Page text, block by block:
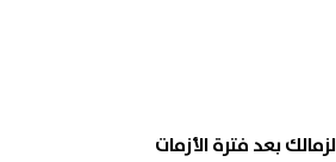
بعد فترة الأزمات